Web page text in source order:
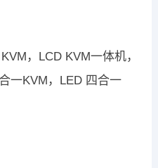
，LCD KVM一体机，
一KVM，LED 四合一